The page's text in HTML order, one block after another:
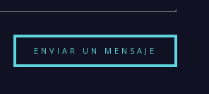
ENVIAR UN MENSAJE